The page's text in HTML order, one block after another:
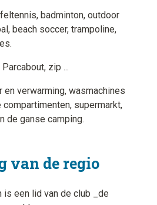
badminton, outdoor
beach soccer, trampoline,
zip ...
verwarming, wasmachines
supermarkt,
de ganse camping.
van de regio
is een lid van de club _de